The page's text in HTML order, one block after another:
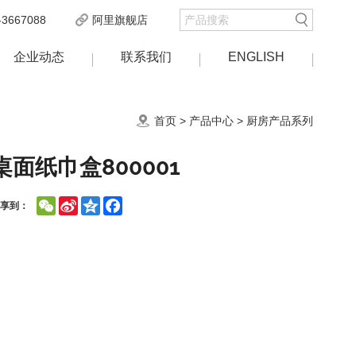
阿里旗舰店
企业动态 联系我们 ENGLISH
首页 > 产品中心 > 厨房产品系列
面纸巾盒800001
到： WeChatSina
Weibo
Qzone